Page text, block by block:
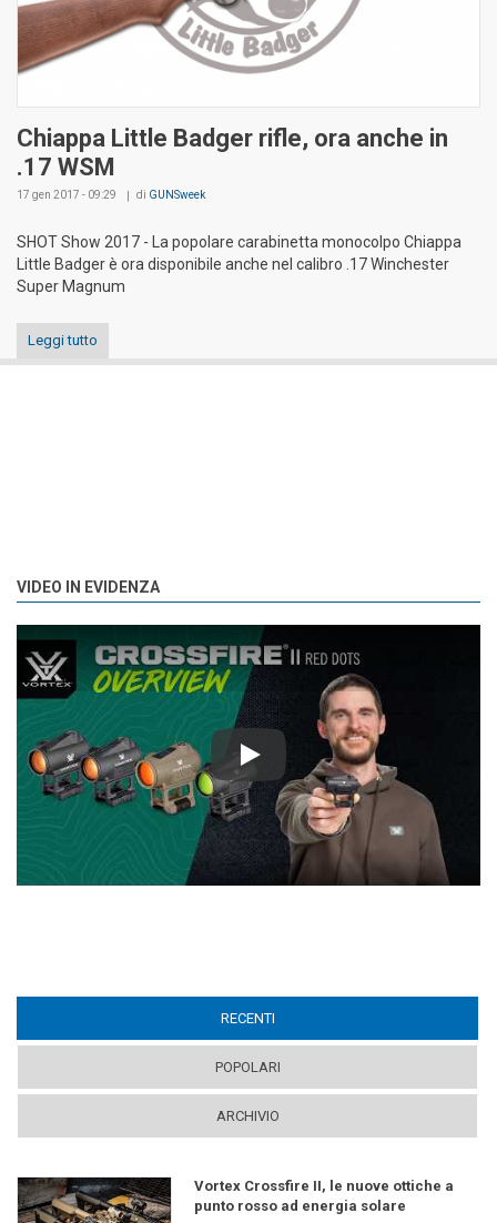
Chiappa Little Badger rifle, ora anche in
.17 WSM
17 gen 2017 - 09:29 di GUNSweek
SHOT Show 2017 - La popolare carabinetta monocolpo Chiappa
Little Badger è ora disponibile anche nel calibro .17 Winchester
Super Magnum
Leggi tutto
VIDEO IN EVIDENZA
Play
RECENTI
POPOLARI
ARCHIVIO
Vortex Crossfire II, le nuove ottiche a
punto rosso ad energia solare